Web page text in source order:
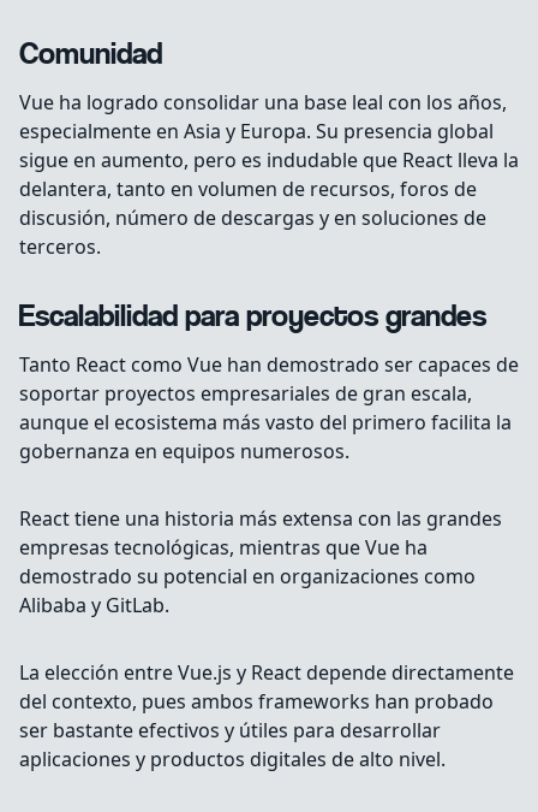
Comunidad
Vue ha logrado consolidar una base leal con los años,
especialmente en Asia y Europa. Su presencia global
sigue en aumento, pero es indudable que React lleva la
delantera, tanto en volumen de recursos, foros de
discusión, número de descargas y en soluciones de
terceros.
Escalabilidad para proyectos grandes
Tanto React como Vue han demostrado ser capaces de
soportar proyectos empresariales de gran escala,
aunque el ecosistema más vasto del primero facilita la
gobernanza en equipos numerosos.
React tiene una historia más extensa con las grandes
empresas tecnológicas, mientras que Vue ha
demostrado su potencial en organizaciones como
Alibaba y GitLab.
La elección entre Vue.js y React depende directamente
del contexto, pues ambos frameworks han probado
ser bastante efectivos y útiles para desarrollar
aplicaciones y productos digitales de alto nivel.